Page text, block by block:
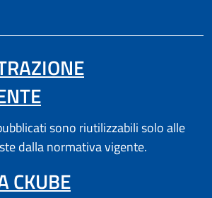
sono riutilizzabili solo alle
dalla normativa vigente.
CKUBE(APRE IN